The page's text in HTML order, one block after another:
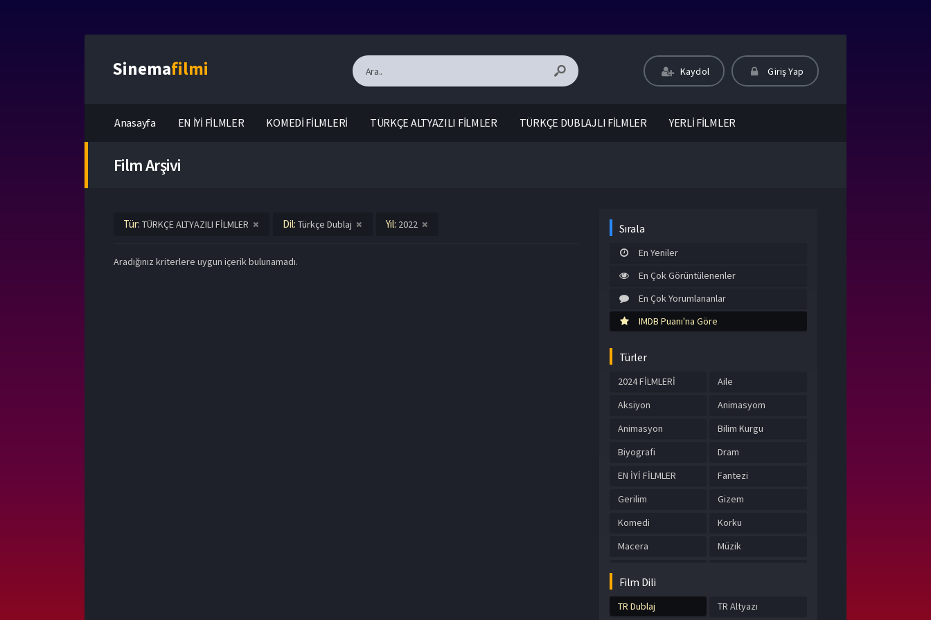
Sinemafilmi Kaydol Giriş Yap
Anasayfa EN İYİ FİLMLER KOMEDİ FİLMLERİ TÜRKÇE ALTYAZILI FİLMLER TÜRKÇE DUBLAJLI FİLMLER YERLİ FİLMLER
Film Arşivi
Tür: TÜRKÇE ALTYAZILI FİLMLER Dil: Türkçe Dublaj Yıl: 2022
Aradığınız kriterlere uygun içerik bulunamadı.
Sırala
En Yeniler
En Çok Görüntülenenler
En Çok Yorumlananlar
IMDB Puanı'na Göre
Türler
2024 FİLMLERİ
Aile
Aksiyon
Animasyom
Animasyon
Bilim Kurgu
Biyografi
Dram
EN İYİ FİLMLER
Fantezi
Gerilim
Gizem
Komedi
Korku
Macera
Müzik
FİLMLER
Film Dili
TR Dublaj TR Altyazı